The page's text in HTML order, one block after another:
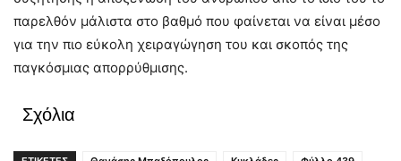
παρελθόν μάλιστα στο βαθμό που φαίνεται να είναι μέσο
για την πιο εύκολη χειραγώγηση του και σκοπός της
παγκόσμιας απορρύθμισης.
Σχόλια